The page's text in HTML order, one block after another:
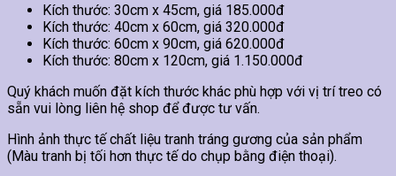
Kích thước: 30cm x 45cm, giá 185.000đ
Kích thước: 40cm x 60cm, giá 320.000đ
Kích thước: 60cm x 90cm, giá 620.000đ
Kích thước: 80cm x 120cm, giá 1.150.000đ
Quý khách muốn đặt kích thước khác phù hợp với vị trí treo có
sẵn vui lòng liên hệ shop để được tư vấn.
Hình ảnh thực tế chất liệu tranh tráng gương của sản phẩm
(Màu tranh bị tối hơn thực tế do chụp bằng điện thoại).